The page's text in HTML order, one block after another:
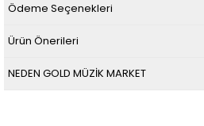
Ödeme Seçenekleri
Ürün Önerileri
NEDEN GOLD MÜZİK MARKET